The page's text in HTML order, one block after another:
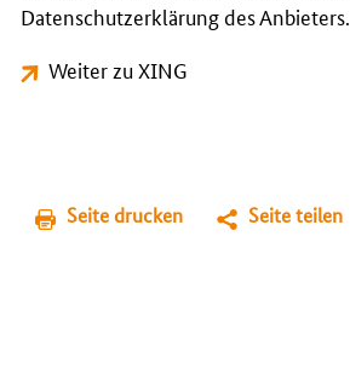
Datenschutzerklärung des Anbieters.
Weiter zu XING
Seite drucken Seite teilen